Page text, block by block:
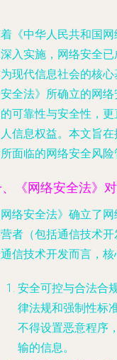
《中华人民共和国
入实施，网络安全
现代信息社会的核
全法》所确立的网
可靠性与安全性，
信息权益。本文旨
面临的网络安全风险
《网络安全法》
络安全法》确立了
者（包括通信技术
信技术开发而言，
安全可控与合法合
律法规和强制性标
不得设置恶意程序
输的信息。